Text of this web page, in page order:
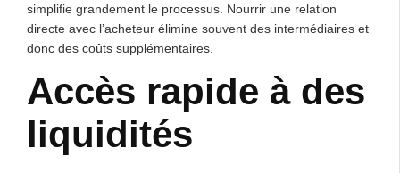
simplifie grandement le processus. Nourrir une relation
directe avec l’acheteur élimine souvent des intermédiaires et
donc des coûts supplémentaires.
Accès rapide à des
liquidités